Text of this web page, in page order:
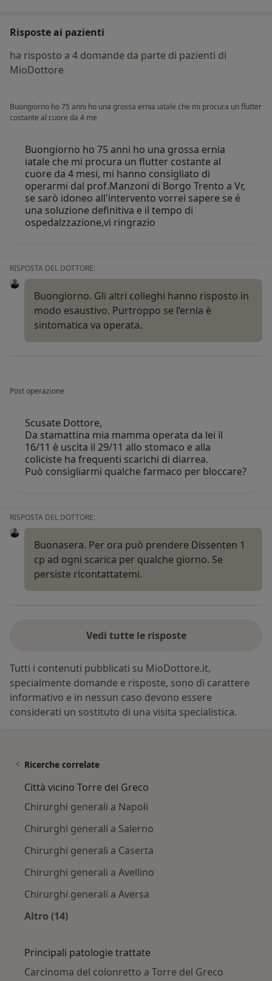
Risposte ai pazienti
ha risposto a 4 domande da parte di pazienti di
MioDottore
Buongiorno ho 75 anni ho una grossa ernia iatale che mi procura un flutter
costante al cuore da 4 me
Buongiorno ho 75 anni ho una grossa ernia
iatale che mi procura un flutter costante al
cuore da 4 mesi, mi hanno consigliato di
operarmi dal prof.Manzoni di Borgo Trento a Vr,
se sarò idoneo all'intervento vorrei sapere se é
una soluzione definitiva e il tempo di
ospedalzzazione,vi ringrazio
RISPOSTA DEL DOTTORE:
Buongiorno. Gli altri colleghi hanno risposto in
modo esaustivo. Purtroppo se l’ernia è
sintomatica va operata.
Post operazione
Scusate Dottore,
Da stamattina mia mamma operata da lei il
16/11 è uscita il 29/11 allo stomaco e alla
coliciste ha frequenti scarichi di diarrea.
Può consigliarmi qualche farmaco per bloccare?
RISPOSTA DEL DOTTORE:
Buonasera. Per ora può prendere Dissenten 1
cp ad ogni scarica per qualche giorno. Se
persiste ricontattatemi.
Vedi tutte le risposte
Tutti i contenuti pubblicati su MioDottore.it,
specialmente domande e risposte, sono di carattere
informativo e in nessun caso devono essere
considerati un sostituto di una visita specialistica.
Ricerche correlate
Città vicino Torre del Greco
Chirurghi generali a Napoli
Chirurghi generali a Salerno
Chirurghi generali a Caserta
Chirurghi generali a Avellino
Chirurghi generali a Aversa
Altro (14)
Principali patologie trattate
Carcinoma del colonretto a Torre del Greco